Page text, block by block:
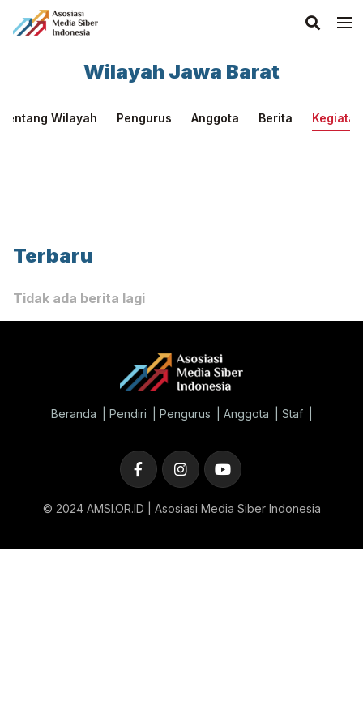
Wilayah Jawa Barat
Tentang Wilayah Pengurus Anggota Berita Kegiatan
Terbaru
Tidak ada berita lagi
Beranda Pendiri Pengurus Anggota Staf
© 2024 AMSI.OR.ID | Asosiasi Media Siber Indonesia